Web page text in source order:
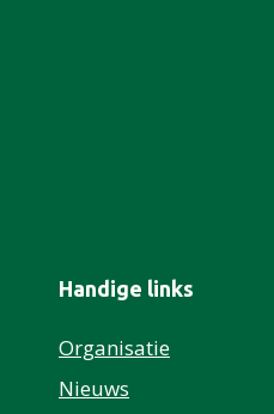
Handige links
Organisatie
Nieuws